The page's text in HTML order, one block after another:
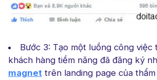
Bước 3: Tạo một luồng công việc
khách hàng tiềm năng đã đăng ký
magnet trên landing page của thẩm